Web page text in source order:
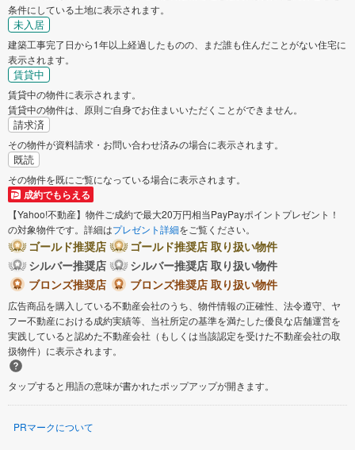
条件にしている土地に表示されます。
未入居
建築工事完了日から1年以上経過したものの、まだ誰も住んだことがない住宅に
表示されます。
賃貸中
賃貸中の物件に表示されます。
賃貸中の物件は、原則ご自身でお住まいいただくことができません。
請求済
その物件が資料請求・お問い合わせ済みの場合に表示されます。
既読
その物件を既にご覧になっている場合に表示されます。
成約でもらえる
【Yahoo!不動産】物件ご成約で最大20万円相当PayPayポイントプレゼント！
の対象物件です。詳細はプレゼント詳細をご覧ください。
ゴールド推奨店
ゴールド推奨店 取り扱い物件
シルバー推奨店
シルバー推奨店 取り扱い物件
ブロンズ推奨店
ブロンズ推奨店 取り扱い物件
広告商品を購入している不動産会社のうち、物件情報の正確性、法令遵守、ヤ
フー不動産における成約実績等、当社所定の基準を満たした優良な店舗運営を
実践していると認めた不動産会社（もしくは当該認定を受けた不動産会社の取
扱物件）に表示されます。
タップすると用語の意味が書かれたポップアップが開きます。
PRマークについて